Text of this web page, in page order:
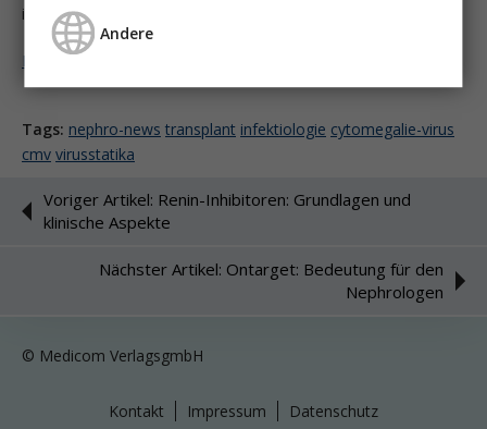
ist und Antikörper häufig nur sehr begrenzt gebildet werden.
Melden Sie sich an um weiter zu lesen ...
Tags: nephro-news transplant infektiologie cytomegalie-virus
cmv virusstatika
Voriger Artikel: Renin-Inhibitoren: Grundlagen und
klinische Aspekte
Nächster Artikel: Ontarget: Bedeutung für den
Nephrologen
© Medicom VerlagsgmbH
Kontakt Impressum Datenschutz
Andere